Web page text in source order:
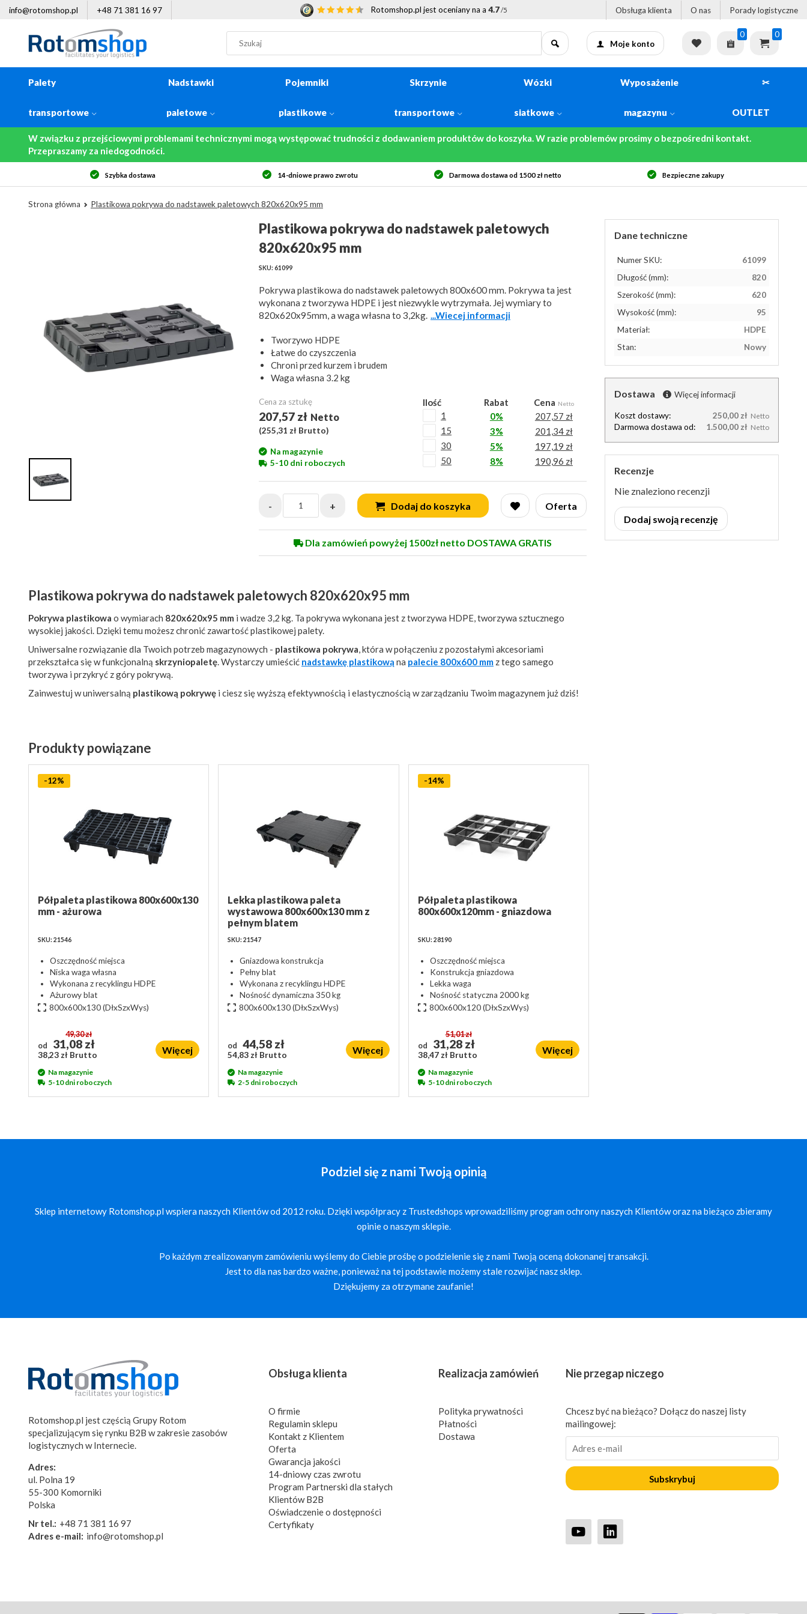
info@rotomshop.pl +48 71 381 16 97 Rotomshop.pl jest oceniany na a 4.7/5 Obsługa klienta O nas Porady logistyczne
Moje konto
0 0
Palety
transportowe
Nadstawki
paletowe
Pojemniki
plastikowe
Skrzynie
transportowe
Wózki
siatkowe
Wyposażenie
magazynu
✂
OUTLET
W związku z przejściowymi problemami technicznymi mogą występować trudności z dodawaniem produktów do koszyka. W razie problemów prosimy o bezpośredni kontakt.
Przepraszamy za niedogodności.
Szybka dostawa 14-dniowe prawo zwrotu Darmowa dostawa od 1500 zł netto Bezpieczne zakupy
Strona główna Plastikowa pokrywa do nadstawek paletowych 820x620x95 mm
Plastikowa pokrywa do nadstawek paletowych
820x620x95 mm
SKU: 61099
Pokrywa plastikowa do nadstawek paletowych 800x600 mm. Pokrywa ta jest
wykonana z tworzywa HDPE i jest niezwykle wytrzymała. Jej wymiary to
820x620x95mm, a waga własna to 3,2kg. ...Wiecej informacji
Tworzywo HDPE
Łatwe do czyszczenia
Chroni przed kurzem i brudem
Waga własna 3.2 kg
Cena za sztukę
207,57 zł Netto
(255,31 zł Brutto)
Na magazynie
5-10 dni roboczych
Ilość Rabat Cena Netto
1 0%
207,57 zł
15
3%
201,34 zł
30
5%
197,19 zł
50
8% 190,96 zł
- + Dodaj do koszyka Oferta
Dla zamówień powyżej 1500zł netto DOSTAWA GRATIS
Plastikowa pokrywa do nadstawek paletowych 820x620x95 mm
Pokrywa plastikowa o wymiarach 820x620x95 mm i wadze 3,2 kg. Ta pokrywa wykonana jest z tworzywa HDPE, tworzywa sztucznego
wysokiej jakości. Dzięki temu możesz chronić zawartość plastikowej palety.
Uniwersalne rozwiązanie dla Twoich potrzeb magazynowych - plastikowa pokrywa, która w połączeniu z pozostałymi akcesoriami
przekształca się w funkcjonalną skrzyniopaletę. Wystarczy umieścić nadstawkę plastikową na palecie 800x600 mm z tego samego
tworzywa i przykryć z góry pokrywą.
Zainwestuj w uniwersalną plastikową pokrywę i ciesz się wyższą efektywnością i elastycznością w zarządzaniu Twoim magazynem już dziś!
Dane techniczne
Numer SKU:
61099
Długość (mm):
820
Szerokość (mm):
620
Wysokość (mm):
95
Materiał:
HDPE
Stan:
Nowy
Dostawa Więcej informacji
Koszt dostawy: 250,00 zł Netto
Darmowa dostawa od: 1.500,00 zł Netto
Recenzje
Nie znaleziono recenzji
Dodaj swoją recenzję
Produkty powiązane
-12%
Półpaleta plastikowa 800x600x130
mm - ażurowa
SKU: 21546
Oszczędność miejsca
Niska waga własna
Wykonana z recyklingu HDPE
Ażurowy blat
800x600x130(DłxSzxWys)
od
49,30 zł
31,08 zł
38,23 zł Brutto Więcej
Na magazynie
5-10 dni roboczych
Lekka plastikowa paleta
wystawowa 800x600x130 mm z
pełnym blatem
SKU: 21547
Gniazdowa konstrukcja
Pełny blat
Wykonana z recyklingu HDPE
Nośność dynamiczna 350 kg
800x600x130(DłxSzxWys)
od 44,58 zł
54,83 zł Brutto Więcej
Na magazynie
2-5 dni roboczych
-14%
Półpaleta plastikowa
800x600x120mm - gniazdowa
SKU: 28190
Oszczędność miejsca
Konstrukcja gniazdowa
Lekka waga
Nośność statyczna 2000 kg
800x600x120(DłxSzxWys)
od
51,01 zł
31,28 zł
38,47 zł Brutto Więcej
Na magazynie
5-10 dni roboczych
Podziel się z nami Twoją opinią
Sklep internetowy Rotomshop.pl wspiera naszych Klientów od 2012 roku. Dzięki współpracy z Trustedshops wprowadziliśmy program ochrony naszych Klientów oraz na bieżąco zbieramy
opinie o naszym sklepie.
Po każdym zrealizowanym zamówieniu wyślemy do Ciebie prośbę o podzielenie się z nami Twoją oceną dokonanej transakcji.
Jest to dla nas bardzo ważne, ponieważ na tej podstawie możemy stale rozwijać nasz sklep.
Dziękujemy za otrzymane zaufanie!
Rotomshop.pl jest częścią Grupy Rotom
specjalizującym się rynku B2B w zakresie zasobów
logistycznych w Internecie.
Adres:
ul. Polna 19
55-300 Komorniki
Polska
Nr tel.: +48 71 381 16 97
Adres e-mail: info@rotomshop.pl
Obsługa klienta
O firmie
Regulamin sklepu
Kontakt z Klientem
Oferta
Gwarancja jakości
14-dniowy czas zwrotu
Program Partnerski dla stałych
Klientów B2B
Oświadczenie o dostępności
Certyfikaty
Realizacja zamówień
Polityka prywatności
Płatności
Dostawa
Nie przegap niczego
Chcesz być na bieżąco? Dołącz do naszej listy
mailingowej:
Subskrybuj